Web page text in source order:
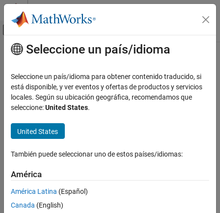
Saltar al contenido
Mostrar/ocultar menú de navegación
Inicio de Documentación
Categoría
C2000 Microcontroller Blockset
Introducción a Control System Toolbox
Modelos de sistemas dinámicos
Análisis lineales
Cálculos de matrices
Fuzzy Logic Toolbox
Model Predictive Control Toolbox
Contenido principal
¿Qué tan útil fue esta traducción?
Seleccione un país/idioma
Seleccione un país/idioma para obtener contenido traducido, si
está disponible, y ver eventos y ofertas de productos y servicios
locales. Según su ubicación geográfica, recomendamos que
seleccione:United States.
United States
También puede seleccionar uno de estos países/idiomas:
América
América Latina (Español)
Canada (English)